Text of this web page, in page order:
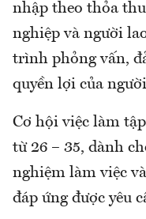
nhập theo thỏa
nghiệp và người
trình phỏng vấn,
quyền lợi của
Cơ hội việc làm
từ 26 – 35, dành
nghiệm làm việc
đáp ứng được yêu